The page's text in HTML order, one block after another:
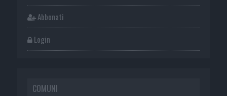
Abbonati
Login
COMUNI